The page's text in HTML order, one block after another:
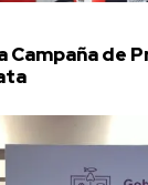
Campaña de